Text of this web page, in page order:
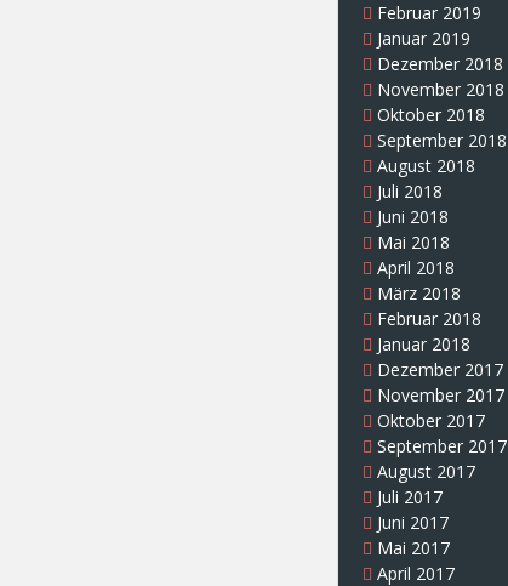
Februar 2019
Januar 2019
Dezember 2018
November 2018
Oktober 2018
September 2018
August 2018
Juli 2018
Juni 2018
Mai 2018
April 2018
März 2018
Februar 2018
Januar 2018
Dezember 2017
November 2017
Oktober 2017
September 2017
August 2017
Juli 2017
Juni 2017
Mai 2017
April 2017